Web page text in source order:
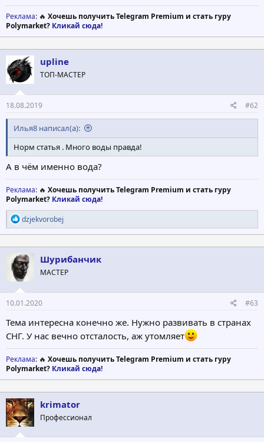
Реклама: 🔥 Хочешь получить Telegram Premium и стать гуру
Polymarket? Кликай сюда!
upline
ТОП-МАСТЕР
18.08.2019 #62
Илья8 написал(а):
Норм статья . Много воды правда!
А в чём именно вода?
Реклама: 🔥 Хочешь получить Telegram Premium и стать гуру
Polymarket? Кликай сюда!
Р
е
а
к
ц
и
и
:
dzjekvorobej
Шурибанчик
МАСТЕР
10.01.2020 #63
Тема интересна конечно же. Нужно развивать в странах
СНГ. У нас вечно отсталость, аж утомляет
Реклама: 🔥 Хочешь получить Telegram Premium и стать гуру
Polymarket? Кликай сюда!
krimator
Профессионал